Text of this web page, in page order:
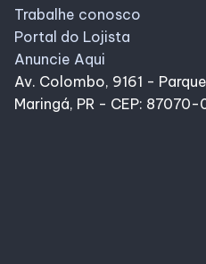
Trabalhe conosco
Portal do Lojista
Anuncie Aqui
Av. Colombo, 9161 -
Maringá, PR - CEP: 87070-